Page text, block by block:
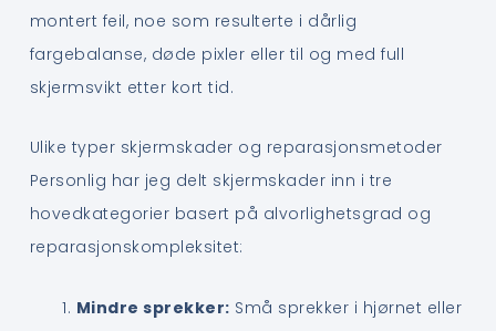
montert feil, noe som resulterte i dårlig
fargebalanse, døde pixler eller til og med full
skjermsvikt etter kort tid.
Ulike typer skjermskader og reparasjonsmetoder
Personlig har jeg delt skjermskader inn i tre
hovedkategorier basert på alvorlighetsgrad og
reparasjonskompleksitet:
Mindre sprekker: Små sprekker i hjørnet eller